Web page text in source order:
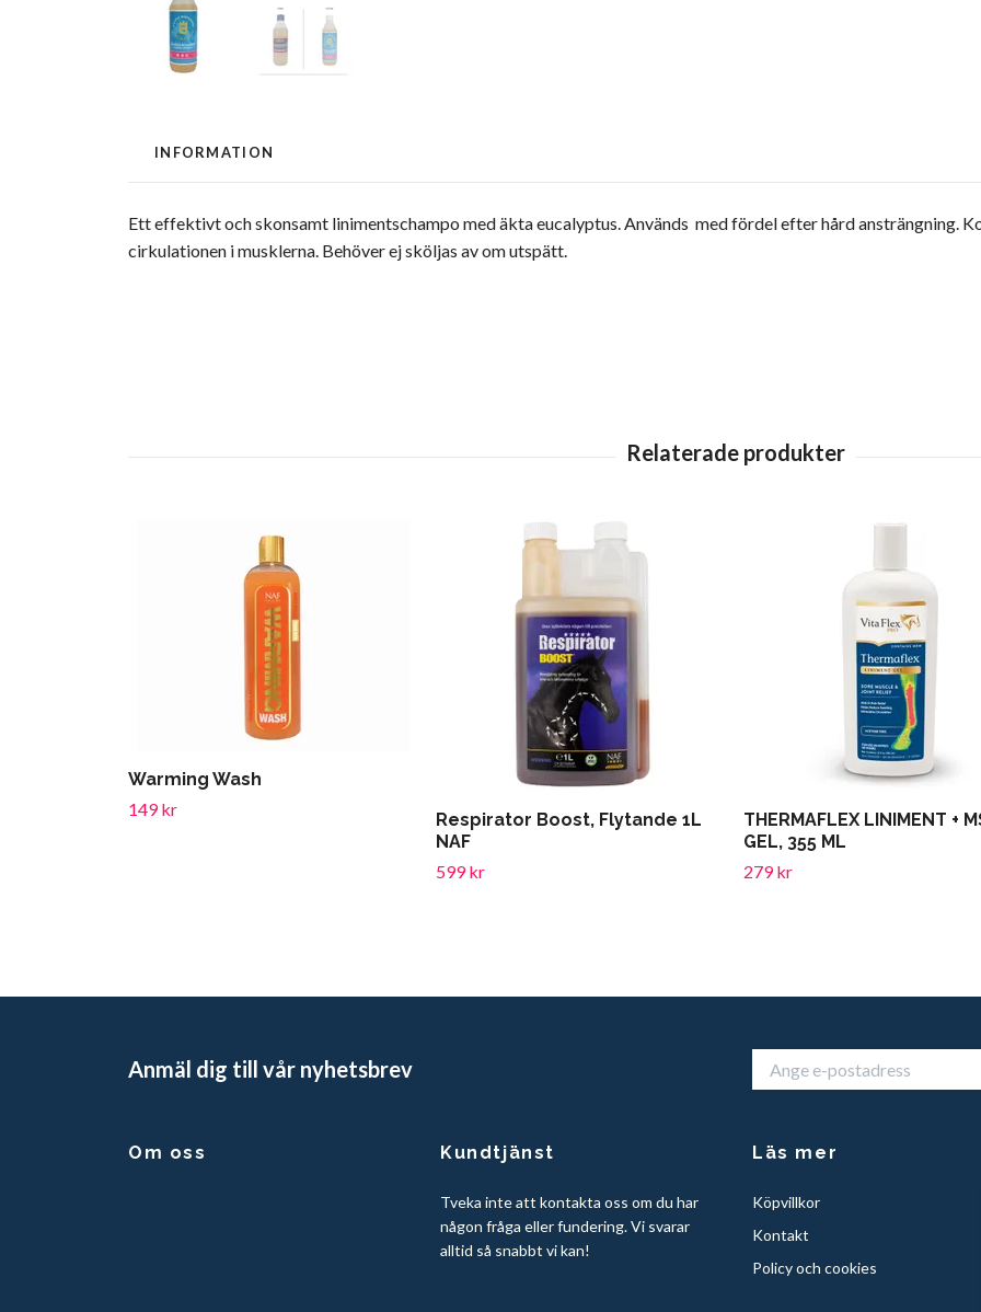
INFORMATION
Ett effektivt och skonsamt linimentschampo med äkta eucalyptus. Används med fördel efter hård ansträngning.
cirkulationen i musklerna. Behöver ej sköljas av om utspätt.
Warming Wash
149 kr
Respirator Boost, Flytande 1L
NAF
599 kr
THERMAFLEX LINIMENT +
GEL, 355 ML
279 kr
Anmäl dig till vår nyhetsbrev
Om oss Kundtjänst
Tveka inte att kontakta oss om du har
någon fråga eller fundering. Vi svarar
alltid så snabbt vi kan!
Läs mer
Köpvillkor
Kontakt
Policy och cookies